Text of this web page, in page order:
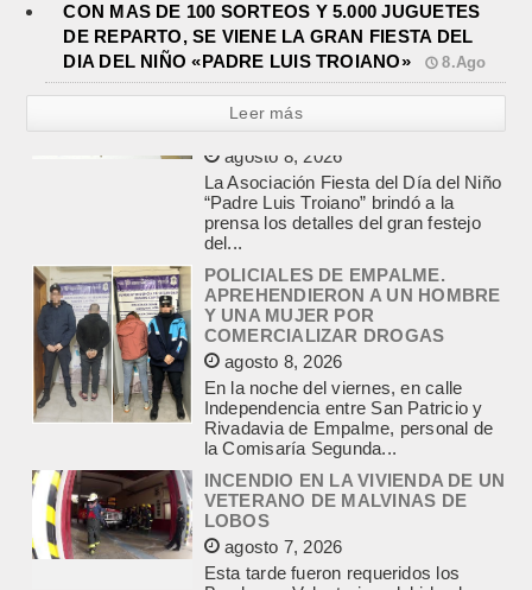
CON MAS DE 100 SORTEOS Y 5.000 JUGUETES
DE REPARTO, SE VIENE LA GRAN FIESTA DEL
DIA DEL NIÑO «PADRE LUIS TROIANO»
8.Ago
Leer más
POLICIALES DE EMPALME.
APREHENDIERON A UN HOMBRE
Y UNA MUJER POR
COMERCIALIZAR DROGAS
En la noche del viernes, en calle
Independencia entre San Patricio y
Rivadavia de Empalme, personal de
la Comisaría Segunda...
INCENDIO EN LA VIVIENDA DE UN
VETERANO DE MALVINAS DE
LOBOS
agosto 7, 2026
Esta tarde fueron requeridos los
Bomberos Voluntarios, debido al
incendio declarado en la vivienda de
calle Manuel Caminos 1.200,
propiedad...
ENCONTRARON EL CUERPO DEL